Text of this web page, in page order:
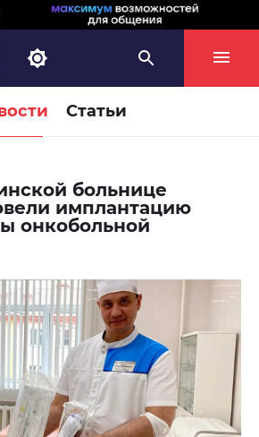
Статьи
больнице
имплантацию
онкобольной